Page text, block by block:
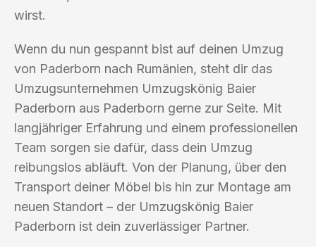
wirst.
Wenn du nun gespannt bist auf deinen Umzug
von Paderborn nach Rumänien, steht dir das
Umzugsunternehmen Umzugskönig Baier
Paderborn aus Paderborn gerne zur Seite. Mit
langjähriger Erfahrung und einem professionellen
Team sorgen sie dafür, dass dein Umzug
reibungslos abläuft. Von der Planung, über den
Transport deiner Möbel bis hin zur Montage am
neuen Standort – der Umzugskönig Baier
Paderborn ist dein zuverlässiger Partner.